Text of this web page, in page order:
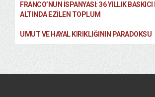
FRANCO’NUN İSPANYASI: 36 YILLIK BASKICI
ALTINDA EZILEN TOPLUM
UMUT VE HAYAL KIRIKLIĞININ PARADOKSU